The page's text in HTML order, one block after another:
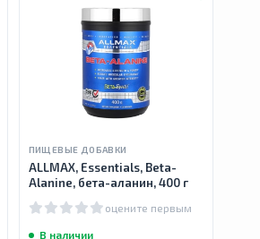
ПИЩЕВЫЕ ДОБАВКИ
ALLMAX, Essentials, Beta-
Alanine, бета-аланин, 400 г
оцените первым
В наличии